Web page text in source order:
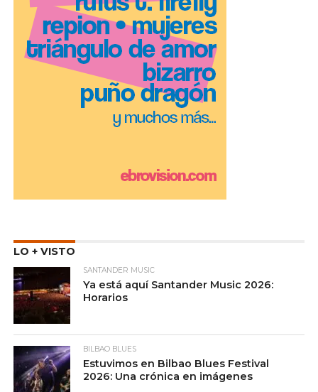
LO + VISTO
SANTANDER MUSIC
Ya está aquí Santander Music 2026:
Horarios
BILBAO BLUES
Estuvimos en Bilbao Blues Festival
2026: Una crónica en imágenes